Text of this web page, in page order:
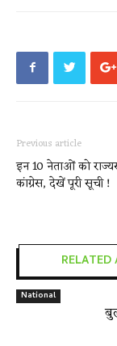
Previous article
इन 10 नेताओं को
कांग्रेस, देखें पूरी सूची !
RELATED
National